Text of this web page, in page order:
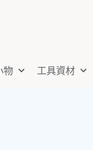
物 工具資材